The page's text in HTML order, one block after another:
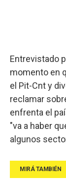
Entrevistado
momento en
el Pit-Cnt y
reclamar
enfrenta el
"va a haber
algunos